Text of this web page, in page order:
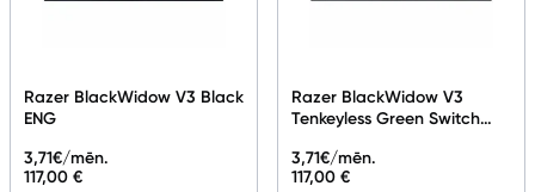
Razer BlackWidow V3 Black
ENG
117,00 €
3,71€/mēn.
Razer BlackWidow V3
Tenkeyless Green Switch
117,00 €
3,71€/mēn.